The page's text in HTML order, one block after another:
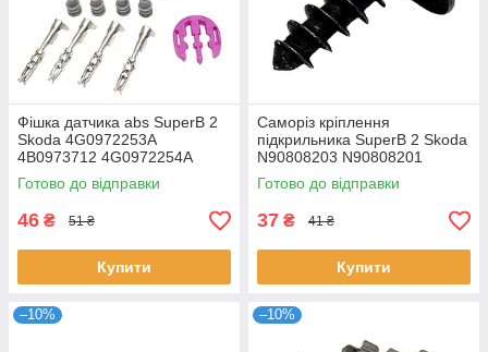
Фішка датчика abs SuperB 2
Skoda 4G0972253A
4B0973712 4G0972254A
Готово до відправки
46 ₴ 51 ₴
Купити
Саморіз кріплення
підкрильника SuperB 2 Skoda
N90808203 N90808201
Готово до відправки
37 ₴ 41 ₴
Купити
–10% –10%